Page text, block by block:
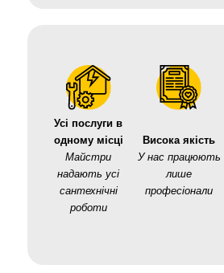
Усі послуги в
одному місці
Майстри
надають усі
сантехнічні
роботи
Висока якість
У нас працюють
лише
професіонали